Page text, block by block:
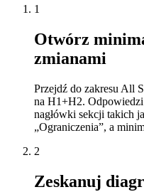
1
Otwórz
zmianami
Przejdź do zakresu All
na H1+H2.
nagłówki sekcji takich
„Ograniczenia”, a
2
Zeskanuj